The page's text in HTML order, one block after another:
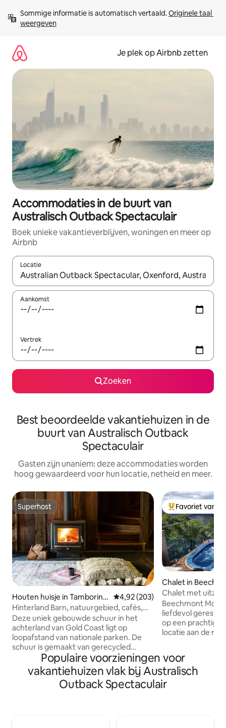
direct
naar
Sommige informatie is automatisch vertaald. Originele taal
weergeven
Je plek op Airbnb zetten
Accommodaties in de buurt van
Australisch Outback Spectaculair
Boek unieke vakantieverblijven, woningen en meer op
Airbnb
Locatie
Wanneer er resultaten beschikbaar zijn, maak je een keuze
Aankomst
Vertrek
Zoeken
Best beoordeelde vakantiehuizen in de
buurt van Australisch Outback
Spectaculair
Gasten zijn unaniem: deze accommodaties worden
hoog gewaardeerd voor hun locatie, netheid en meer.
Superhost
Superhost
Houten huisje in Tamborine
Mountain
Gemiddelde beoordeling van
4,92 (203)
Hinterland Barn, natuurgebied, cafés,
restaurants
Deze uniek gebouwde schuur in het
achterland van Gold Coast ligt op
loopafstand van nationale parken. De
schuur is gemaakt van gerecycled
werfhout en ligt op een boerderij van 18
hectare omringd door groene gazons.
Een kingsize bed met eigen badkamer,
aparte douche en bad vormen de
Topfavoriet van
Favoriet van
Chalet in
Chalet met
Beechmont
Beechmont
liefdevol
op een prachtige
locatie aan de
Numinbah Valley. Deze serene locatie
stelt je in staat
vogelgeluiden te
inheemse dieren
Populaire voorzieningen voor
vakantiehuizen vlak bij Australisch
Outback Spectaculair